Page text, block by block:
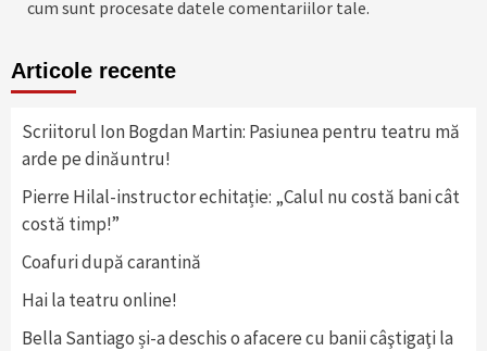
cum sunt procesate datele comentariilor tale.
Articole recente
Scriitorul Ion Bogdan Martin: Pasiunea pentru teatru mă
arde pe dinăuntru!
Pierre Hilal-instructor echitație: „Calul nu costă bani cât
costă timp!”
Coafuri după carantină
Hai la teatru online!
Bella Santiago și-a deschis o afacere cu banii câştigaţi la